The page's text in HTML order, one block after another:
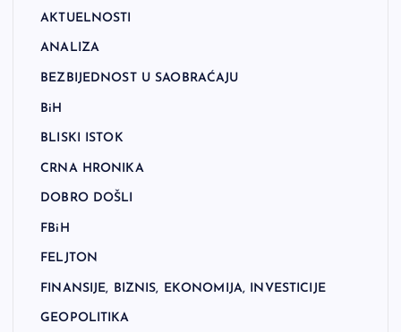
AKTUELNOSTI
ANALIZA
BEZBIJEDNOST U SAOBRAĆAJU
BiH
BLISKI ISTOK
CRNA HRONIKA
DOBRO DOŠLI
FBiH
FELJTON
FINANSIJE, BIZNIS, EKONOMIJA, INVESTICIJE
GEOPOLITIKA